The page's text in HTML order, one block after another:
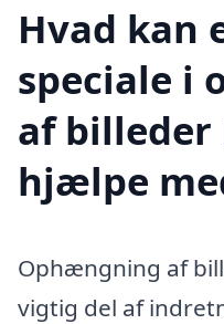
Hvad kan
speciale i
af billeder
hjælpe
Ophængning af
vigtig del af